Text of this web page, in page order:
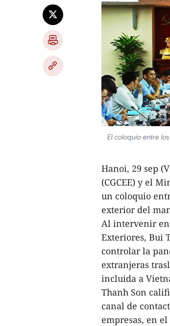
El coloquio entre
Hanoi, 29 sep
(CGCEE) y el
un coloquio
exterior del
Al intervenir en
Exteriores, Bui
controlar la
extranjeras
incluida a
Thanh Son
canal de
empresas, en